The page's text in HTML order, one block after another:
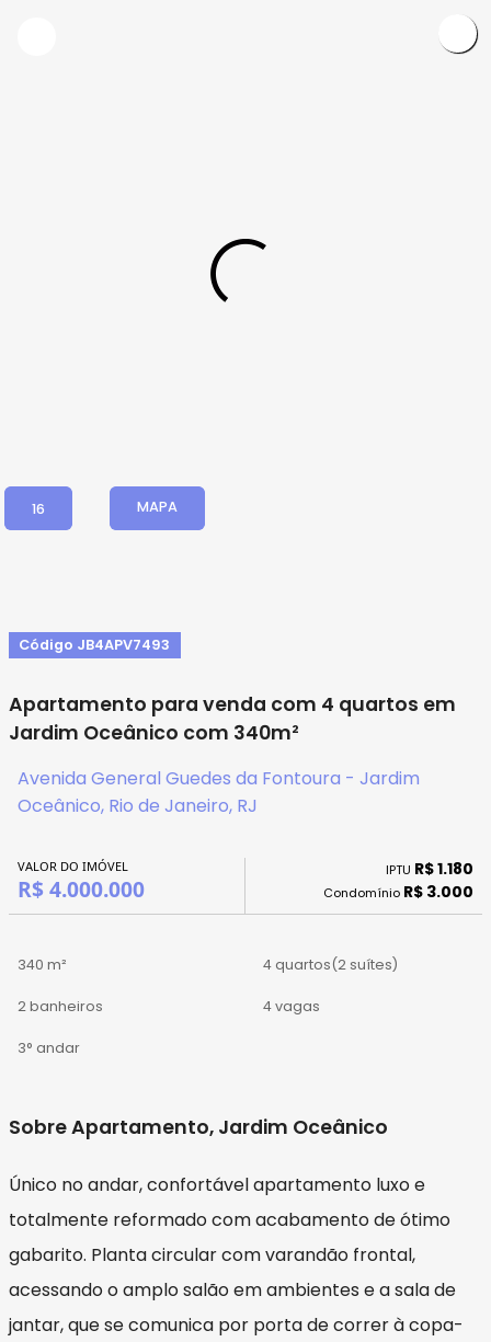
16 MAPA
Código JB4APV7493
Apartamento para venda com 4 quartos em
Jardim Oceânico com 340m²
Avenida General Guedes da Fontoura - Jardim
Oceânico, Rio de Janeiro, RJ
VALOR DO IMÓVEL
R$ 4.000.000
IPTU R$ 1.180
Condomínio R$ 3.000
340 m² 4 quartos(2 suítes)
2 banheiros 4 vagas
3° andar
Sobre Apartamento, Jardim Oceânico
Único no andar, confortável apartamento luxo e
totalmente reformado com acabamento de ótimo
gabarito. Planta circular com varandão frontal,
acessando o amplo salão em ambientes e a sala de
jantar, que se comunica por porta de correr à copa-